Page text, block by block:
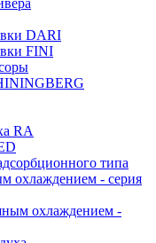
DARI
FINI
RA
типа
охлаждением - серия
охлаждением -